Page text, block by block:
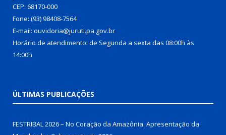
CEP: 68170-000
Fone: (93) 98408-7564
E-mail: ouvidoria@juruti.pa.gov.br
Horário de atendimento: de Segunda a sexta das 08:00h às
14:00h
ÚLTIMAS PUBLICAÇÕES
FESTRIBAL 2026 – No Coração da Amazônia. Apresentação da